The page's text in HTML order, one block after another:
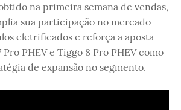
na primeira semana de vendas,
sua participação no mercado
eletrificados e reforça a aposta
Pro PHEV e Tiggo 8 Pro PHEV como
de expansão no segmento.